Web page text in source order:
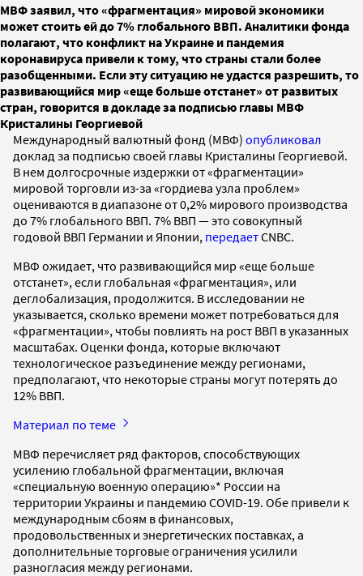
МВФ заявил, что «фрагментация» мировой экономики
может стоить ей до 7% глобального ВВП. Аналитики фонда
полагают, что конфликт на Украине и пандемия
коронавируса привели к тому, что страны стали более
разобщенными. Если эту ситуацию не удастся разрешить, то
развивающийся мир «еще больше отстанет» от развитых
стран, говорится в докладе за подписью главы МВФ
Кристалины Георгиевой
Международный валютный фонд (МВФ) опубликовал
доклад за подписью своей главы Кристалины Георгиевой.
В нем долгосрочные издержки от «фрагментации»
мировой торговли из-за «гордиева узла проблем»
оцениваются в диапазоне от 0,2% мирового производства
до 7% глобального ВВП. 7% ВВП — это совокупный
годовой ВВП Германии и Японии, передаетCNBC.
МВФ ожидает, что развивающийся мир «еще больше
отстанет», если глобальная «фрагментация», или
деглобализация, продолжится. В исследовании не
указывается, сколько времени может потребоваться для
«фрагментации», чтобы повлиять на рост ВВП в указанных
масштабах. Оценки фонда, которые включают
технологическое разъединение между регионами,
предполагают, что некоторые страны могут потерять до
12% ВВП.
Материал по теме
МВФ перечисляет ряд факторов, способствующих
усилению глобальной фрагментации, включая
«специальную военную операцию»* России на
территории Украины и пандемию COVID-19. Обе привели к
международным сбоям в финансовых,
продовольственных и энергетических поставках, а
дополнительные торговые ограничения усилили
разногласия между регионами.